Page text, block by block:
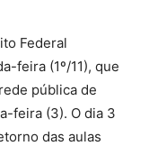
Federal
feira (1º/11), que
pública de
feira (3). O dia 3
das aulas